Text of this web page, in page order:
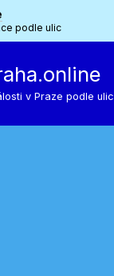
podle ulic
v Praze podle ulic